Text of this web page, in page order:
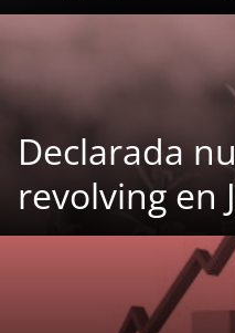
Declarada
revolving en